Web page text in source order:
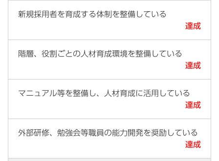
新規採用者を育成する体制を整備している
達成
階層、役割ごとの人材育成環境を整備している
達成
マニュアル等を整備し、人材育成に活用している
達成
外部研修、勉強会等職員の能力開発を奨励している
達成